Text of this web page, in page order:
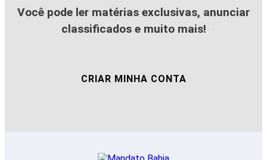
Você pode ler matérias exclusivas, anunciar
classificados e muito mais!
CRIAR MINHA CONTA